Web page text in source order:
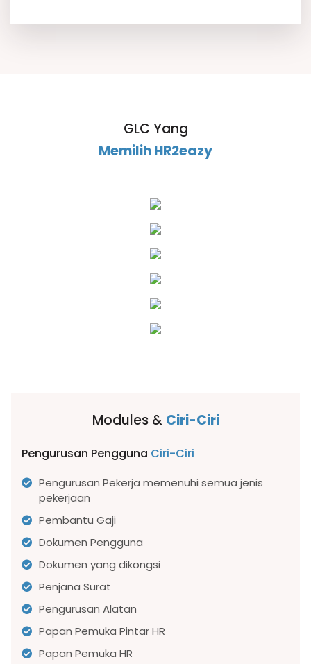
GLC Yang
Memilih HR2eazy
Modules & Ciri-Ciri
Pengurusan Pengguna Ciri-Ciri
Pengurusan Pekerja memenuhi semua jenis
pekerjaan
Pembantu Gaji
Dokumen Pengguna
Dokumen yang dikongsi
Penjana Surat
Pengurusan Alatan
Papan Pemuka Pintar HR
Papan Pemuka HR